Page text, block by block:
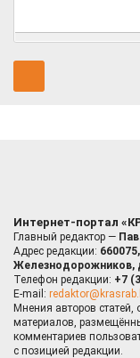
Интернет-портал
Главный редактор —
Адрес редакции:
Железнодорожников,
Телефон редакции: +7
E-mail:
Мнения авторов статей,
материалов,
комментариев
с позицией редакции.